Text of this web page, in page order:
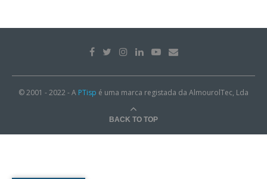
© 2001 - 2022 - A PTisp é uma marca registada da AlmourolTec, Lda
BACK TO TOP